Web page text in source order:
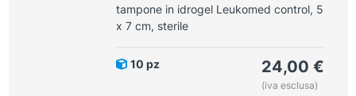
tampone in idrogel Leukomed control, 5
x 7 cm, sterile
10 pz 24,00 €
(iva esclusa)